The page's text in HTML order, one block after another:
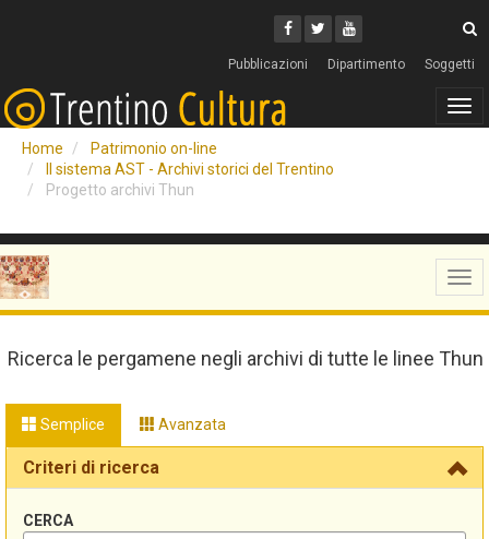
Facebook
Twitter
Youtube
Pubblicazioni Dipartimento Soggetti
Home
Patrimonio on-line
Il sistema AST - Archivi storici del Trentino
Progetto archivi Thun
Ricerca le pergamene negli archivi di tutte le linee Thun
Semplice Avanzata
Criteri di ricerca
CERCA